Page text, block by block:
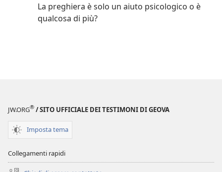
La preghiera è solo un aiuto psicologico o è
qualcosa di più?
JW.ORG® / SITO UFFICIALE DEI TESTIMONI DI GEOVA
Imposta tema
Collegamenti rapidi